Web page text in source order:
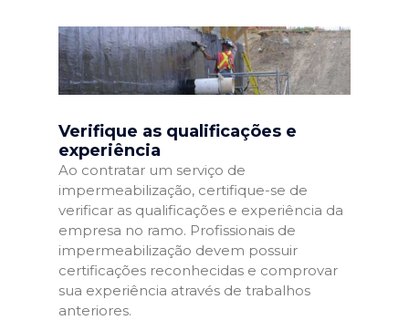
Verifique as qualificações e
experiência
Ao contratar um serviço de
impermeabilização, certifique-se de
verificar as qualificações e experiência da
empresa no ramo. Profissionais de
impermeabilização devem possuir
certificações reconhecidas e comprovar
sua experiência através de trabalhos
anteriores.